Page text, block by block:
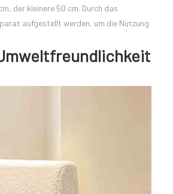
der kleinere 50 cm. Durch das
aufgestellt werden, um die Nutzung